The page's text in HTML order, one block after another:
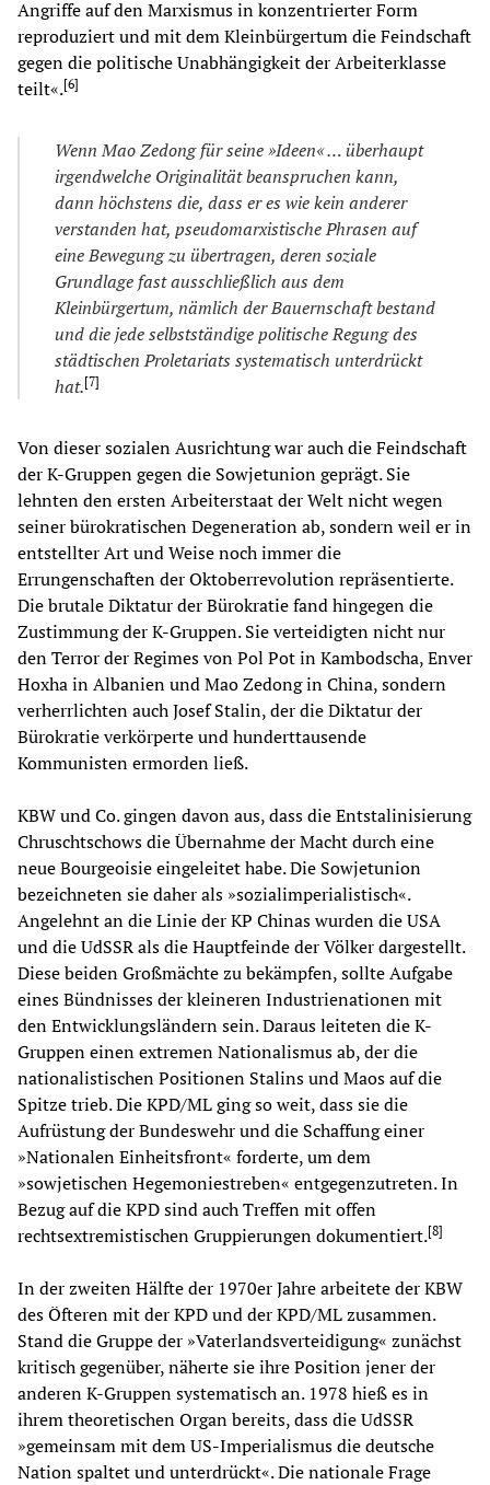
Angriffe auf den Marxismus in konzentrierter Form
reproduziert und mit dem Kleinbürgertum die Feindschaft
gegen die politische Unabhängigkeit der Arbeiterklasse
teilt«.[6]
Wenn Mao Zedong für seine »Ideen« … überhaupt
irgendwelche Originalität beanspruchen kann,
dann höchstens die, dass er es wiekein anderer
verstanden hat, pseudomarxistische Phrasen auf
eine Bewegung zu übertragen, deren soziale
Grundlage fast ausschließlich aus dem
Kleinbürgertum, nämlich der Bauernschaft bestand
und diejede selbstständige politische Regung des
städtischen Proletariats systematisch unterdrückt
hat.[7]
Von dieser sozialen Ausrichtung war auch die Feindschaft
der K-Gruppen gegen die Sowjetunion geprägt. Sie
lehnten den ersten Arbeiterstaat der Welt nicht wegen
seiner bürokratischen Degeneration ab, sondern weil er in
entstellter Art und Weise noch immer die
Errungenschaften der Oktoberrevolution repräsentierte.
Die brutale Diktatur der Bürokratie fand hingegen die
Zustimmung der K-Gruppen. Sie verteidigten nicht nur
den Terror der Regimes von Pol Pot in Kambodscha, Enver
Hoxha in Albanien und Mao Zedong in China, sondern
verherrlichten auch Josef Stalin, der die Diktatur der
Bürokratie verkörperte und hunderttausende
Kommunisten ermorden ließ.
KBW und Co. gingen davon aus, dass die Entstalinisierung
Chruschtschows die Übernahme der Macht durch eine
neue Bourgeoisie eingeleitet habe. Die Sowjetunion
bezeichneten sie daher als »sozialimperialistisch«.
Angelehnt an die Linie der KP Chinas wurden die USA
und die UdSSR als die Hauptfeinde der Völker dargestellt.
Diese beiden Großmächte zu bekämpfen, sollte Aufgabe
eines Bündnisses der kleineren Industrienationen mit
den Entwicklungsländern sein. Daraus leiteten die K-
Gruppen einen extremen Nationalismus ab, der die
nationalistischen Positionen Stalins und Maos auf die
Spitze trieb. Die KPD/ML ging so weit, dass sie die
Aufrüstung der Bundeswehr und die Schaffung einer
»Nationalen Einheitsfront« forderte, um dem
»sowjetischen Hegemoniestreben« entgegenzutreten. In
Bezug auf die KPD sind auch Treffen mit offen
rechtsextremistischen Gruppierungen dokumentiert.[8]
In der zweiten Hälfte der 1970er Jahre arbeitete der KBW
des Öfteren mit der KPD und der KPD/ML zusammen.
Stand die Gruppe der »Vaterlandsverteidigung« zunächst
kritisch gegenüber, näherte sie ihre Position jener der
anderen K-Gruppen systematisch an. 1978 hieß es in
ihrem theoretischen Organ bereits, dass die UdSSR
»gemeinsam mit dem US-Imperialismus die deutsche
Nation spaltet und unterdrückt«. Die nationale Frage